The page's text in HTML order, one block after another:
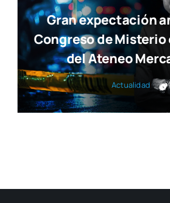
Gran expectación
Congreso de Misterio
del Ateneo
Actua­li­dad